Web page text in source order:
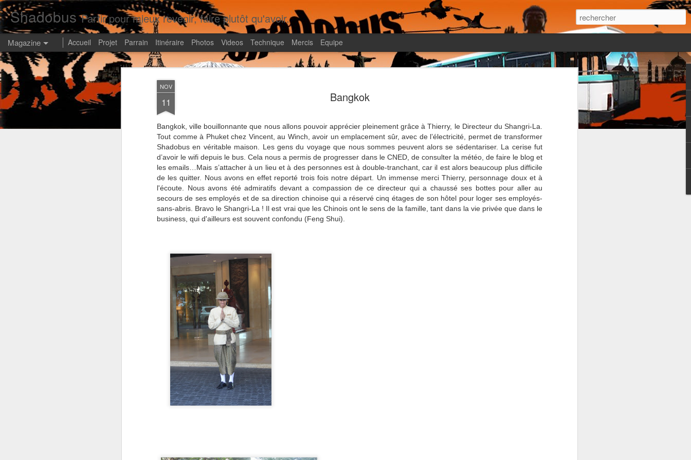
NOV
11 Bangkok
Bangkok, ville bouillonnante que nous allons pouvoir apprécier pleinement grâce à Thierry, le Directeur du Shangri-La.
Tout comme à Phuket chez Vincent, au Winch, avoir un emplacement sûr, avec de l’électricité, permet de transformer
Shadobus en véritable maison. Les gens du voyage que nous sommes peuvent alors se sédentariser. La cerise fut
d’avoir le wifi depuis le bus. Cela nous a permis de progresser dans le CNED, de consulter la météo, de faire le blog et
les emails…Mais s’attacher à un lieu et à des personnes est à double-tranchant, car il est alors beaucoup plus difficile
de les quitter. Nous avons en effet reporté trois fois notre départ. Un immense merci Thierry, personnage doux et à
l'écoute. Nous avons été admiratifs devant a compassion de ce directeur qui a chaussé ses bottes pour aller au
secours de ses employés et de sa direction chinoise qui a réservé cinq étages de son hôtel pour loger ses employés-
sans-abris. Bravo le Shangri-La ! Il est vrai que les Chinois ont le sens de la famille, tant dans la vie privée que dans le
business, qui d'ailleurs est souvent confondu (Feng Shui).
Shadobus Partir pour mieux revenir, faire plutôt qu'avoir.
Magazine Accueil Projet Parrain Itinéraire Photos Videos Technique Mercis Equipe
Il faura fallu dix ans pour produire un livre qui était pourtant
qu'on pourrait en faire...
Shado redémarre
Ce petit message pour
annoncer que Shado a
trouvé un nouveau propriétaire, qui
a de beaux projets pour faire